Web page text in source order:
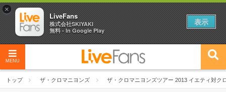
MENU
トップ ザ・クロマニヨンズ ザ・クロマニヨンズツアー 2013 イエティ対ク
04/27
【フェス特集2026】フェス情報はここから！
2026
07/28
2026
【フェス特集2026】フェス情報はここから！
×
LiveFans
株式会社SKIYAKI
無料 - In Google Play
表示